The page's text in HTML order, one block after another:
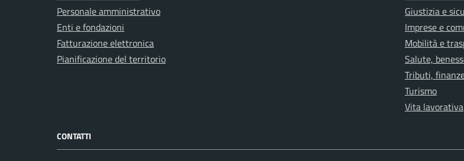
Personale amministrativo
Enti e fondazioni
Fatturazione elettronica
Pianificazione del territorio
Giustizia e
Imprese e
Mobilità e
Salute,
Tributi,
Turismo
Vita lavorativa
CONTATTI